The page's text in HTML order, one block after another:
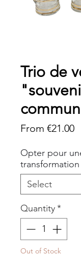
Trio de
From €21.00
Opter pour
Quantity*
Out of Stock